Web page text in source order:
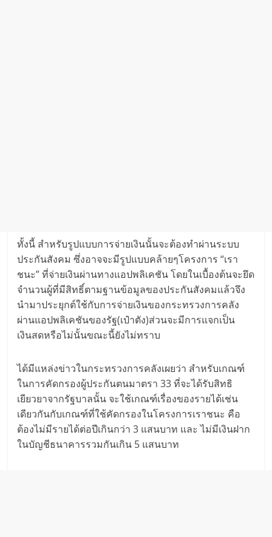
ทั้งนี้ สำหรับรูปแบบการจ่ายเงินนั้นจะต้องทำผ่านระบบ
ประกันสังคม ซึ่งอาจจะมีรูปแบบคล้ายๆโครงการ “เรา
ชนะ” ที่จ่ายเงินผ่านทางแอปพลิเคชัน โดยในเบื้องต้นจะยึด
จำนวนผู้ที่มีสิทธิ์ตามฐานข้อมูลของประกันสังคมแล้วจึง
นำมาประยุกต์ใช้กับการจ่ายเงินของกระทรวงการคลัง
ผ่านแอปพลิเคชันของรัฐ(เป๋าตัง)ส่วนจะมีการแจกเป็น
เงินสดหรือไม่นั้นขณะนี้ยังไม่ทราบ
ได้มีแหล่งข่าวในกระทรวงการคลังเผยว่า สำหรับเกณฑ์
ในการคัดกรองผู้ประกันตนมาตรา 33 ที่จะได้รับสิทธิ
เยียวยาจากรัฐบาลนั้น จะใช้เกณฑ์เรื่องของรายได้เช่น
เดียวกันกับเกณฑ์ที่ใช้คัดกรองในโครงการเราชนะ คือ
ต้องไม่มีรายได้ต่อปีเกินกว่า 3 แสนบาท และ ไม่มีเงินฝาก
ในบัญชีธนาคารรวมกันเกิน 5 แสนบาท